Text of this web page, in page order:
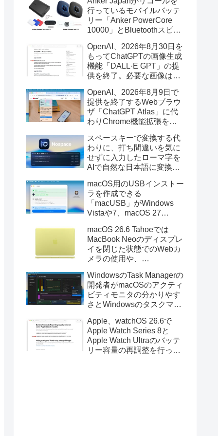
行っているモバイルバッテ
リー「Anker PowerCore
10000」とBluetoothスピー
辺を焼損する火災が6月に3
件発生していたそうなので
注意を。
OpenAI、2026年8月30日を
もってChatGPTの画像生成
機能「DALL·E GPT」の提
供を終了。必要な画像は期
OpenAI、2026年8月9日で
提供を終了するWebブラウ
ザ「ChatGPT Atlas」に代
わりChrome機能拡張をア
画の質問やAsk ChatGPT機
能を追加。
スペースキーで変換する代
わりに、打ち間違いを気に
せずに入力したローマ字を
AIで自然な日本語に変換し
力アプリ「Nospace」がリ
リース。
macOS用のUSBインストー
ラを作成できる
「macUSB」がWindows
Vistaや7、macOS 27
トーラの作成に対応。
macOS 26.6 Tahoeでは
MacBook Neoのディスプレ
イを閉じた状態でのWebカ
メラの使用や、
利用しMacBook Neoを復元
する際の安定性が向上。
WindowsのTask Managerの
開発者がmacOSのアクティ
ビティモニタの分かりやす
さとWindowsのタスクマネ
Mac用システムモニタアプ
リ「Task Manager TMOG」
のBeta版を公開。
Apple、watchOS 26.6で
Apple Watch Series 8と
Apple Watch Ultraのバッテ
リー容量の再調整を行った